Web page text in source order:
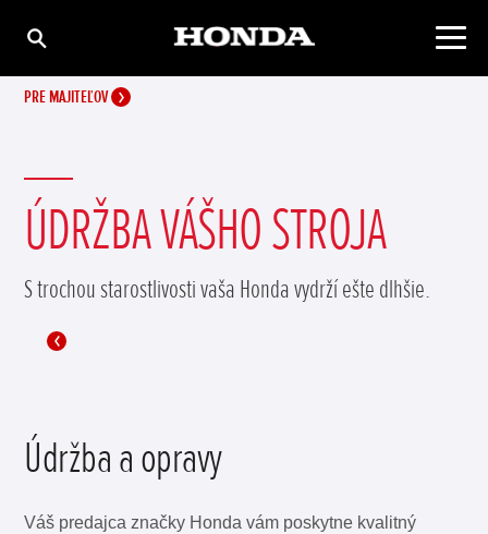
PRE MAJITEĽOV
ÚDRŽBA VÁŠHO STROJA
S trochou starostlivosti vaša Honda vydrží ešte dlhšie.
Údržba a opravy
Váš predajca značky Honda vám poskytne kvalitný